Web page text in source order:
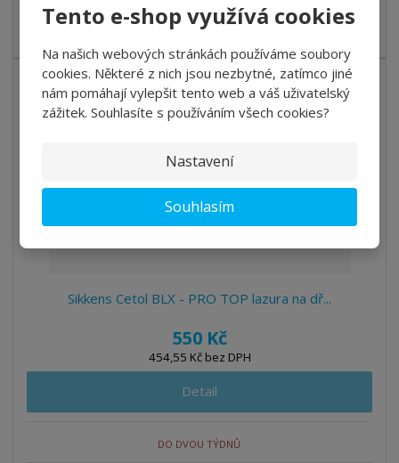
Tento e-shop využívá cookies
Na našich webových stránkách používáme soubory
cookies. Některé z nich jsou nezbytné, zatímco jiné
nám pomáhají vylepšit tento web a váš uživatelský
zážitek. Souhlasíte s používáním všech cookies?
Nastavení
Souhlasím
Vodouředitelná impregnační hedvábně matná lazura s
metalovým efektem. Imituje přiroze...
Sikkens Cetol BLX - PRO TOP lazura na dř...
550 Kč
454,55 Kč bez DPH
Detail
DO DVOU TÝDNŮ